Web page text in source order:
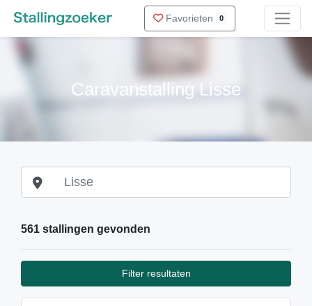
Favorieten 0
Caravanstalling Lisse
561 stallingen gevonden
Filter resultaten